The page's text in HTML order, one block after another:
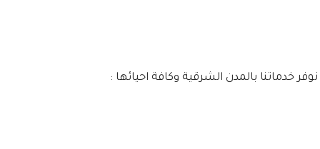
خدماتنا بالمدن الشرقية وكافة احيائها :